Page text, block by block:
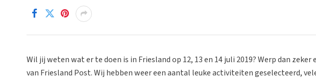
Wil jij weten wat er te doen is in Friesland op 12, 13 en 14 juli 2019? Werp dan
van Friesland Post. Wij hebben weer een aantal leuke activiteiten geselecteerd,